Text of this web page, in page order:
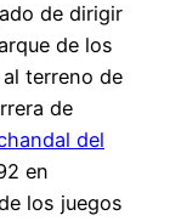
de dirigir
de los
terreno de
de
del
en
los juegos